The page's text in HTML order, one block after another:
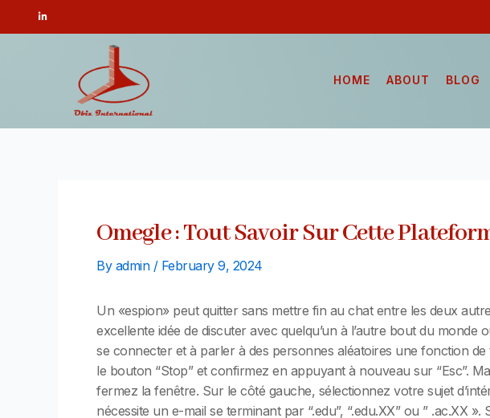
L
i
n
HOME ABOUT BLOG
Omegle : Tout Savoir Sur Cette
By admin / February 9, 2024
Un «espion» peut quitter sans mettre fin au chat entre les deux
excellente idée de discuter avec quelqu’un à l’autre bout du
se connecter et à parler à des personnes aléatoires une fonction
le bouton “Stop” et confirmez en appuyant à nouveau sur “Esc”.
fermez la fenêtre. Sur le côté gauche, sélectionnez votre sujet
nécessite un e-mail se terminant par “.edu”, “.edu.XX” ou ” .ac.XX